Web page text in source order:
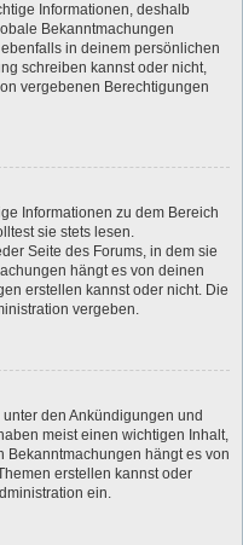
Informationen, deshalb
Bekanntmachungen
in deinem persönlichen
schreiben kannst oder nicht,
vergebenen Berechtigungen
Informationen zu dem Bereich
sie stets lesen.
Seite des Forums, in dem sie
hängt es von deinen
erstellen kannst oder nicht. Die
vergeben.
den Ankündigungen und
meist einen wichtigen Inhalt,
Bekanntmachungen hängt es von
erstellen kannst oder
ein.